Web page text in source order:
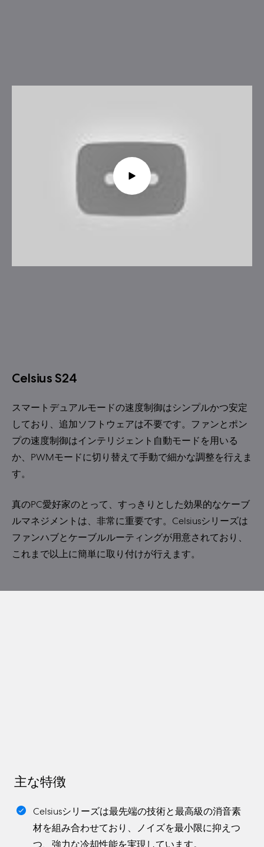
Celsius S24
スマートデュアルモードの速度制御はシンプルかつ安定
しており、追加ソフトウェアは不要です。ファンとポン
プの速度制御はインテリジェント自動モードを用いる
か、PWMモードに切り替えて手動で細かな調整を行えま
す。
真のPC愛好家のとって、すっきりとした効果的なケーブ
ルマネジメントは、非常に重要です。Celsiusシリーズは
ファンハブとケーブルルーティングが用意されており、
これまで以上に簡単に取り付けが行えます。
主な特徴
Celsiusシリーズは最先端の技術と最高級の消音素
材を組み合わせており、ノイズを最小限に抑えつ
つ、強力な冷却性能を実現しています。